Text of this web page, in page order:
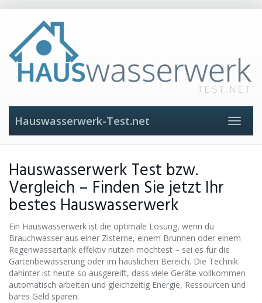
content
Toggle
Hauswasserwerk-Test.net
Hauswasserwerk Test bzw.
Vergleich – Finden Sie jetzt Ihr
bestes Hauswasserwerk
Ein Hauswasserwerk ist die optimale Lösung, wenn du
Brauchwasser aus einer Zisterne, einem Brunnen oder einem
Regenwassertank effektiv nutzen möchtest – sei es für die
Gartenbewässerung oder im häuslichen Bereich. Die Technik
dahinter ist heute so ausgereift, dass viele Geräte vollkommen
automatisch arbeiten und gleichzeitig Energie, Ressourcen und
bares Geld sparen.